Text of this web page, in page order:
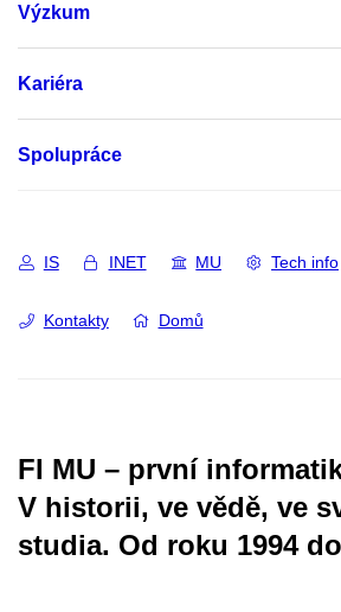
Výzkum
Kariéra
Spolupráce
IS INET MU Tech info
Kontakty Domů
FI MU – první
V historii, ve vědě, ve
studia. Od roku 1994